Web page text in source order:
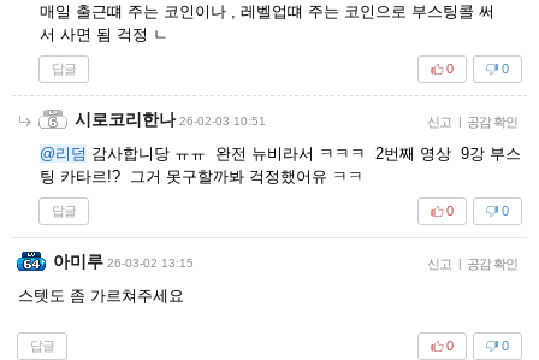
매일 출근떄 주는 코인이나 , 레벨업떄 주는 코인으로 부스팅콜 써
서 사면 됨 걱정 ㄴ
답글 0
0
시로코리한나 26-02-03 10:51 신고 | 공감 확인
@리덤 감사합니당 ㅠㅠ 완전 뉴비라서 ㅋㅋㅋ 2번째 영상 9강 부스
팅 카타르!? 그거 못구할까봐 걱정했어유 ㅋㅋ
답글 0
0
아미루 26-03-02 13:15 신고 | 공감 확인
스텟도 좀 가르쳐주세요
답글 0
0